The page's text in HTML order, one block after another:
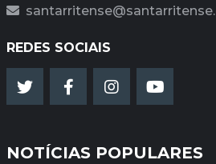
REDES SOCIAIS
NOTÍCIAS POPULARES